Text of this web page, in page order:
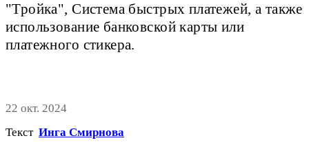
"Тройка", Система быстрых платежей, а также
использование банковской карты или
платежного стикера.
22 окт. 2024
Текст Инга Смирнова